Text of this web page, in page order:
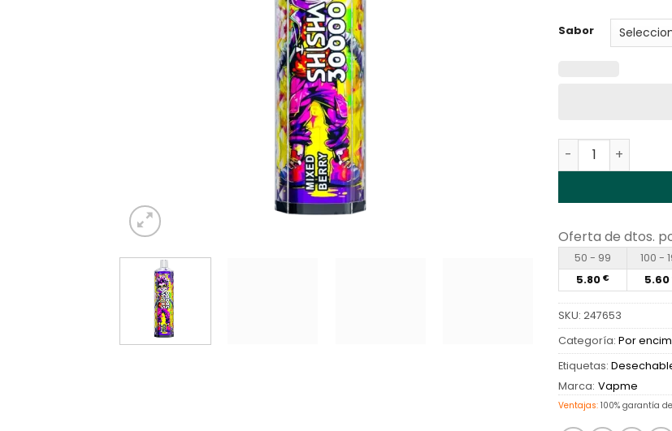
Sabor
Cantidad Vapme
Oferta de dtos.
50 - 99 100 -
5.80 € 5.60
SKU: 247653
Categoría: Por
Etiquetas:
Marca: Vapme
Ventajas: 100% garantía